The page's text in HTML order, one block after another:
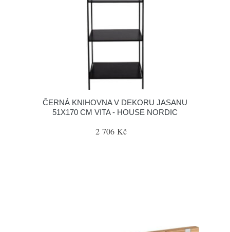
ČERNÁ KNIHOVNA V DEKORU JASANU
51X170 CM VITA - HOUSE NORDIC
2 706 Kč